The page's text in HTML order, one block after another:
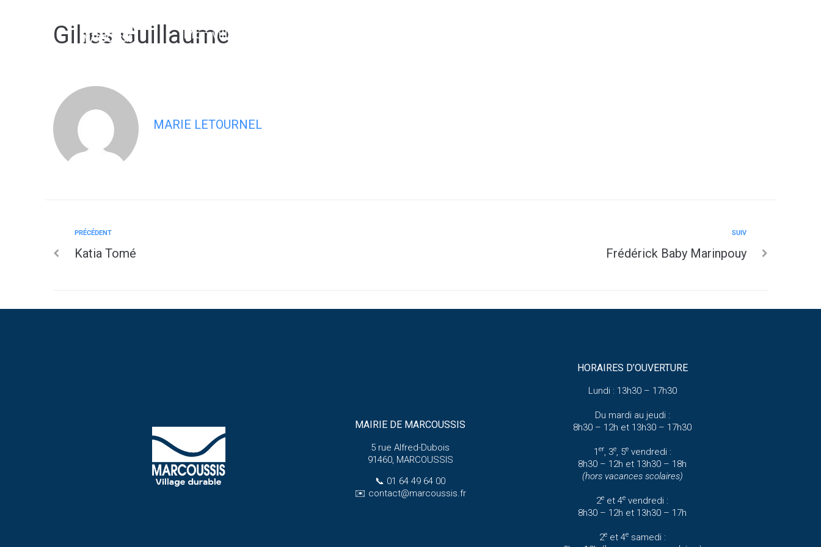
Mon village
Gilles Guillaume
MARIE LETOURNEL
PRÉCÉDENT
Katia Tomé
SUIV
Frédérick Baby Marinpouy
MAIRIE DE MARCOUSSIS
5 rue Alfred-Dubois
91460, MARCOUSSIS
📞 01 64 49 64 00
✉️ contact@marcoussis.fr
HORAIRES D’OUVERTURE
Lundi : 13h30 – 17h30
Du mardi au jeudi :
8h30 – 12h et 13h30 – 17h30
1 er, 3e, 5evendredi :
8h30 – 12h et 13h30 – 18h
(hors vacances scolaires)
2e et 4e vendredi :
8h30 – 12h et 13h30 – 17h
2eet 4esamedi :